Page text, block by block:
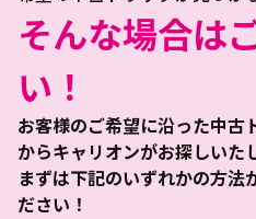
そんな場合は
い！
お客様のご希望に沿った中古
からキャリオンがお探しいた
まずは下記のいずれかの方法
ださい！